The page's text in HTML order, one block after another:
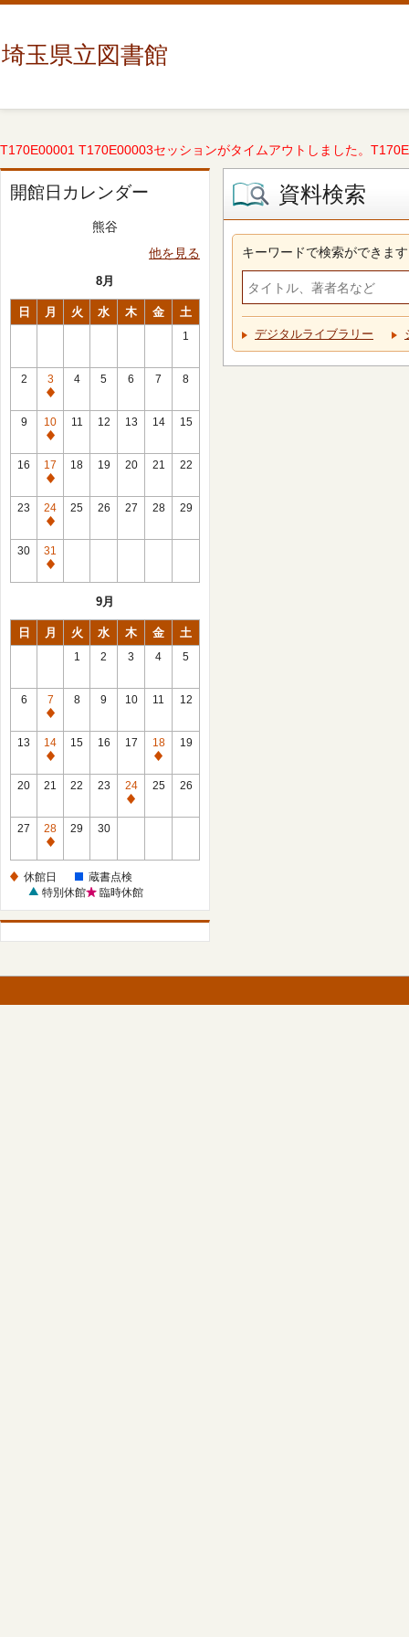
埼玉県立図書館
T170E00001 T170E00003セッションがタイムアウトしました。
開館日カレンダー
熊谷
他を見る
8月
日 月 火 水 木 金 土
1
2
3
休
館
日
4 5 6 7 8
9
10
休
館
日
11 12 13 14 15
16
17
休
館
日
18 19 20 21 22
23
24
休
館
日
25 26 27 28 29
30
31
休
9月
日 月 火 水 木 金 土
1 2 3 4 5
6
7
休
館
日
8 9 10 11 12
13
14
休
館
15 16 17
18
休
館
19
20 21 22 23
24
休
25 26
27
28
休
日
29 30
休館日
蔵書点検
特別休館
臨時休館
資料検索
キーワードで検索ができます
デジタルライブラリー